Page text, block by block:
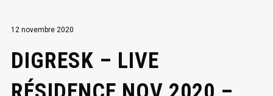
12 novembre 2020
DIGRESK – LIVE